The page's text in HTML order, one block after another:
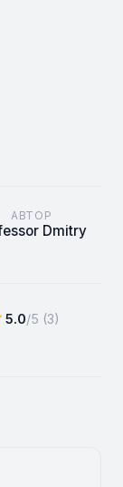
АВТОР
Dmitry
5.0/5 (3)